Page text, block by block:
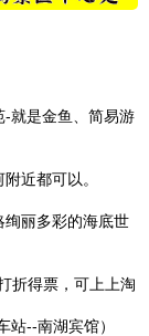
-就是金鱼、简易游
近都可以。
绚丽多彩的海底世
折得票，可上上淘
--南湖宾馆）